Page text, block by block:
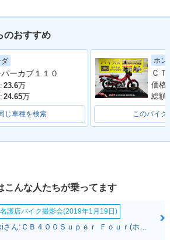
2020年 Super Cub
C125・カラーチェ
ンジ
2019年 Super Cub
C125・カラーチェ
ンジ
のおすすめ
パーカブ１１０
23.6万
24.65万
じ車種を検索
ホン
価格:
総額:
このバイク
こんな人たちが乗ってます
護店バイク撮影会(2019年1月19日)